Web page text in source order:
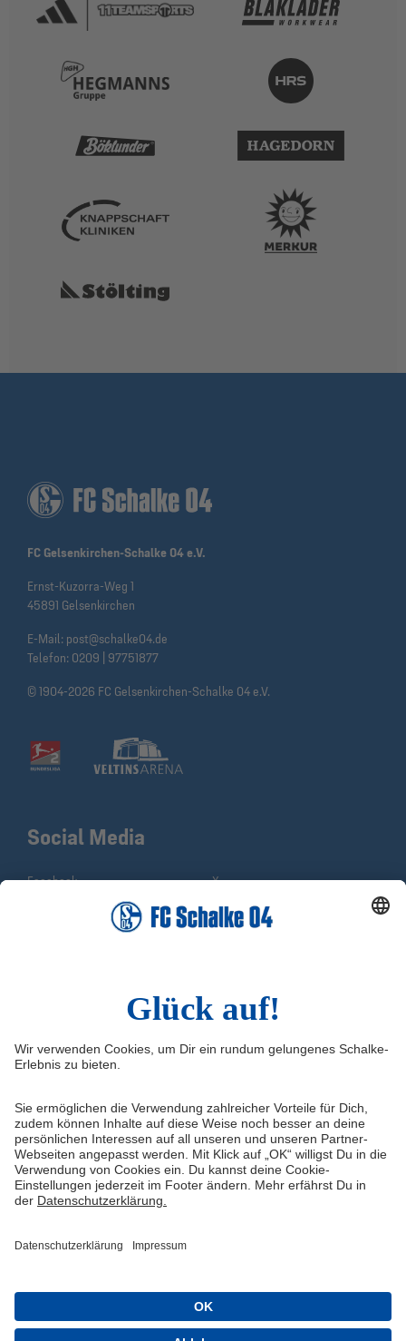
FC Gelsenkirchen-Schalke 04 e.V.
Ernst-Kuzorra-Weg 1
45891 Gelsenkirchen
E-Mail: post@schalke04.de
Telefon: 0209 | 97751877
© 1904-2026 FC Gelsenkirchen-Schalke 04 e.V.
Impressum
FAQ
Medien/Presse
Datenschutz
Haftungsausschluss
Quicklinks
Shop
Schalke TV
VELTINS-Arena
Knappenschmiede
ERWIN buchen
Social Media
Facebook
X
YouTube